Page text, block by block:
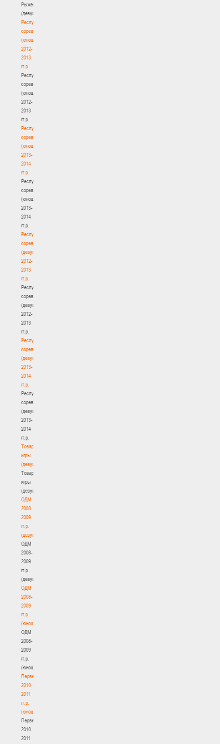
Рыженкова
(девушки)
Республиканские
соревнования
(юноши)
2012-
2013
гг.р.
Республиканские
соревнования
(юноши)
2012-
2013
гг.р.
Республиканские
соревнования
(юноши)
2013-
2014
гг.р.
Республиканские
соревнования
(юноши)
2013-
2014
гг.р.
Республиканские
соревнования
(девушки)
2012-
2013
гг.р.
Республиканские
соревнования
(девушки)
2012-
2013
гг.р.
Республиканские
соревнования
(девушки)
2013-
2014
гг.р.
Республиканские
соревнования
(девушки)
2013-
2014
гг.р.
Товарищеские
игры
(девушки)
Товарищеские
игры
(девушки)
ОДМ
2008-
2009
гг.р.
(девушки)
ОДМ
2008-
2009
гг.р.
(девушки)
ОДМ
2008-
2009
гг.р.
(юноши)
ОДМ
2008-
2009
гг.р.
(юноши)
Первенство
2010-
2011
гг.р.
(юноши)
Первенство
2010-
2011